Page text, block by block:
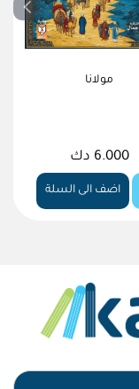
مولانا
6.000 دك
اضف الى السلة